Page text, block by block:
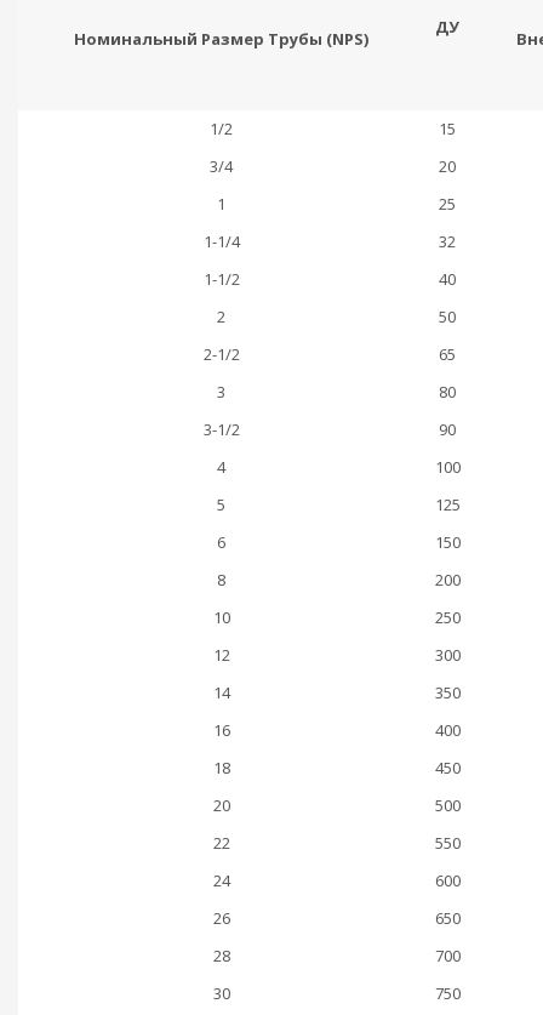
Номинальный Размер Трубы (NPS)
ДУ
1/2
15
3/4
20
1
25
1-1/4
32
1-1/2
40
2
50
2-1/2
65
3
80
3-1/2
90
4
100
5
125
6
150
8
200
10
250
12
300
14
350
16
400
18
450
20
500
22
550
24
600
26
650
28
700
30
750